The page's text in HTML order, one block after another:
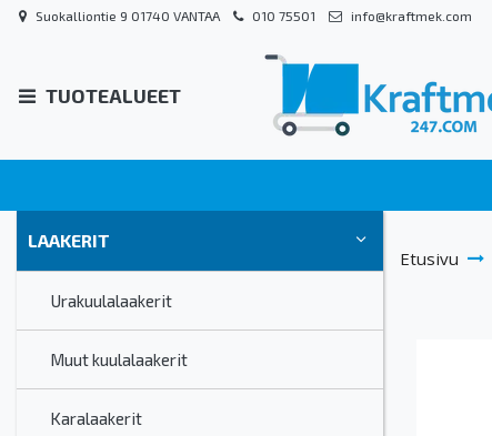
Suokalliontie 9 01740 VANTAA 010 75501 info@kraftmek.com
TUOTEALUEET
LAAKERIT
Urakuulalaakerit
Muut kuulalaakerit
Karalaakerit
Etusivu